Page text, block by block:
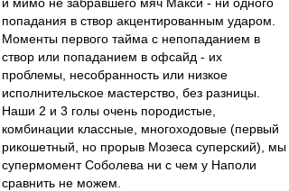
попадания в створ акцентированным ударом.
Моменты первого тайма с непопаданием в
створ или попаданием в офсайд - их
проблемы, несобранность или низкое
исполнительское мастерство, без разницы.
Наши 2 и 3 голы очень породистые,
комбинации классные, многоходовые (первый
рикошетный, но прорыв Мозеса суперский), мы
супермомент Соболева ни с чем у Наполи
сравнить не можем.